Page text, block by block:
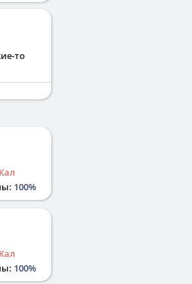
то
100%
100%